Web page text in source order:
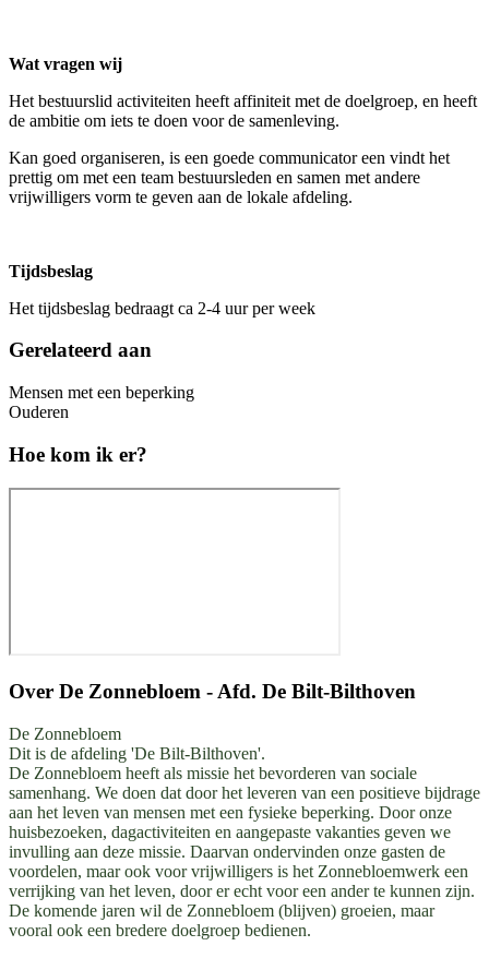
Wat vragen wij
Het bestuurslid activiteiten heeft affiniteit met de doelgroep, en heeft
de ambitie om iets te doen voor de samenleving.
Kan goed organiseren, is een goede communicator een vindt het
prettig om met een team bestuursleden en samen met andere
vrijwilligers vorm te geven aan de lokale afdeling.
Tijdsbeslag
Het tijdsbeslag bedraagt ca 2-4 uur per week
Gerelateerd aan
Mensen met een beperking
Ouderen
Hoe kom ik er?
Over De Zonnebloem - Afd. De Bilt-Bilthoven
De Zonnebloem
Dit is de afdeling 'De Bilt-Bilthoven'.
De Zonnebloem heeft als missie het bevorderen van sociale
samenhang. We doen dat door het leveren van een positieve bijdrage
aan het leven van mensen met een fysieke beperking. Door onze
huisbezoeken, dagactiviteiten en aangepaste vakanties geven we
invulling aan deze missie. Daarvan ondervinden onze gasten de
voordelen, maar ook voor vrijwilligers is het Zonnebloemwerk een
verrijking van het leven, door er echt voor een ander te kunnen zijn.
De komende jaren wil de Zonnebloem (blijven) groeien, maar
vooral ook een bredere doelgroep bedienen.